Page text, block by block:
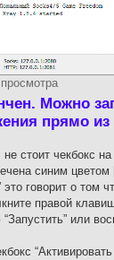
Можно
прямо
стоит чекбокс
синим цветом
это говорит о том
правой
или